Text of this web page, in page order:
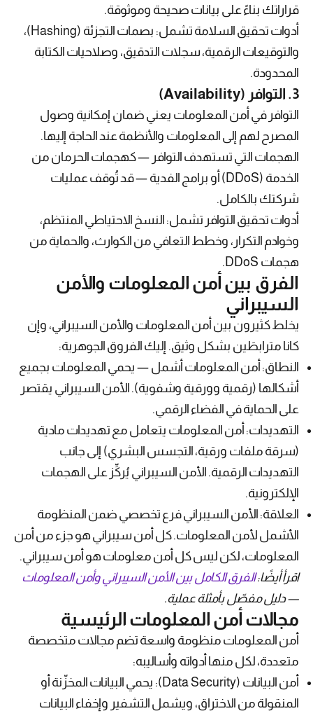
قراراتك بناءً على بيانات صحيحة وموثوقة.
أدوات تحقيق السلامة تشمل: بصمات التجزئة (Hashing)،
والتوقيعات الرقمية، سجلات التدقيق، وصلاحيات الكتابة
المحدودة.
3. التوافر (Availability)
التوافر في أمن المعلومات يعني ضمان إمكانية وصول
المصرح لهم إلى المعلومات والأنظمة عند الحاجة إليها.
الهجمات التي تستهدف التوافر — كهجمات الحرمان من
الخدمة (DDoS) أو برامج الفدية — قد تُوقف عمليات
شركتك بالكامل.
أدوات تحقيق التوافر تشمل: النسخ الاحتياطي المنتظم،
وخوادم التكرار، وخطط التعافي من الكوارث، والحماية من
هجمات DDoS.
الفرق بين أمن المعلومات والأمن
السيبراني
يخلط كثيرون بين أمن المعلومات والأمن السيبراني، وإن
كانا مترابطَين بشكل وثيق. إليك الفروق الجوهرية:
النطاق: أمن المعلومات أشمل — يحمي المعلومات بجميع
أشكالها (رقمية وورقية وشفوية). الأمن السيبراني يقتصر
على الحماية في الفضاء الرقمي.
التهديدات: أمن المعلومات يتعامل مع تهديدات مادية
(سرقة ملفات ورقية، التجسس البشري) إلى جانب
التهديدات الرقمية. الأمن السيبراني يُركِّز على الهجمات
الإلكترونية.
العلاقة: الأمن السيبراني فرع تخصصي ضمن المنظومة
الأشمل لأمن المعلومات. كل أمن سيبراني هو جزء من أمن
المعلومات، لكن ليس كل أمن معلومات هو أمن سيبراني.
اقرأ أيضًا:الفرق الكامل بين الأمن السيبراني وأمن المعلومات
— دليل مفصّل بأمثلة عملية.
مجالات أمن المعلومات الرئيسية
أمن المعلومات منظومة واسعة تضم مجالات متخصصة
متعددة، لكل منها أدواته وأساليبه:
أمن البيانات (Data Security): يحمي البيانات المخزّنة أو
المنقولة من الاختراق، ويشمل التشفير وإخفاء البيانات